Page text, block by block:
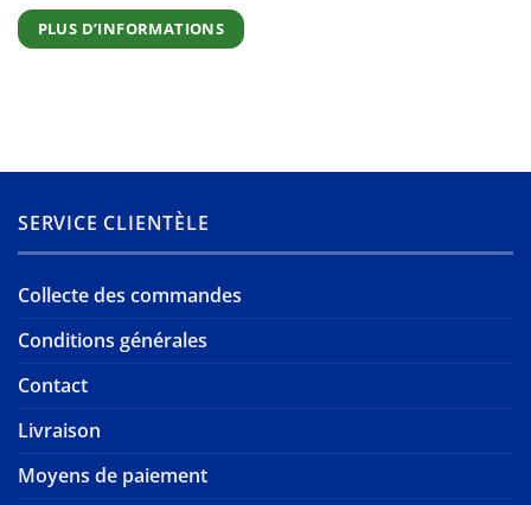
PLUS D’INFORMATIONS
SERVICE CLIENTÈLE
Collecte des commandes
Conditions générales
Contact
Livraison
Moyens de paiement